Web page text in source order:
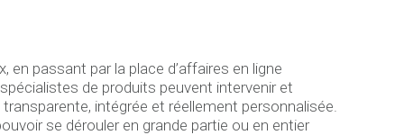
passant par la place d’affaires en ligne
de produits peuvent intervenir et
intégrée et réellement personnalisée.
se dérouler en grande partie ou en entier